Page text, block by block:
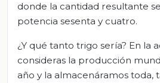
donde la cantidad resultante
potencia sesenta y cuatro.
¿Y qué tanto trigo sería? En la
consideras la producción
año y la almacenáramos toda,